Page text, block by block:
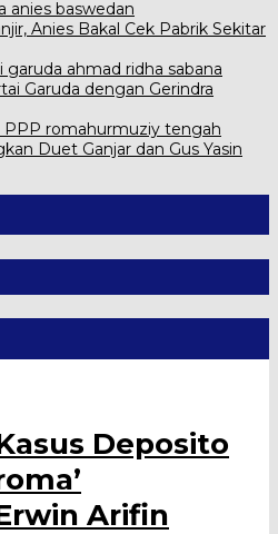
Anies Bakal Cek Pabrik Sekitar
Garuda dengan Gerindra
Duet Ganjar dan Gus Yasin
Deposito
Arifin